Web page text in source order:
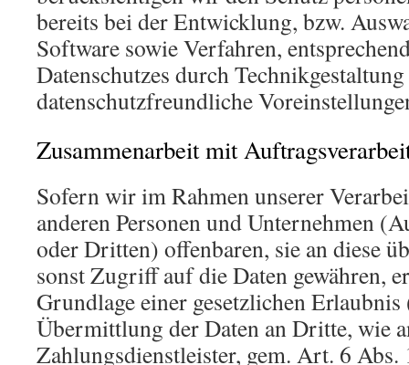
bereits bei der Entwicklung, bzw.
Software sowie Verfahren,
Datenschutzes durch
datenschutzfreundliche
Zusammenarbeit mit
Sofern wir im Rahmen unserer
anderen Personen und Unternehmen
oder Dritten) offenbaren, sie an diese
sonst Zugriff auf die Daten gewähren,
Grundlage einer gesetzlichen
Übermittlung der Daten an Dritte, wie
Zahlungsdienstleister, gem. Art. 6